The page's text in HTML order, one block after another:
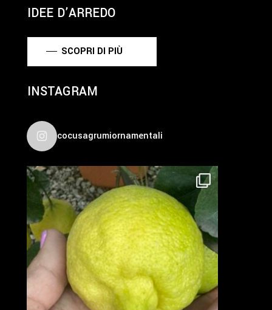
IDEE D’ARREDO
SCOPRI DI PIÙ
INSTAGRAM
cocusagrumiornamentali